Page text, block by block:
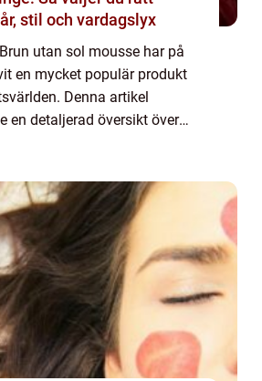
stil och vardagslyx
utan sol mousse har på
en mycket populär produkt
Denna artikel
en detaljerad översikt över